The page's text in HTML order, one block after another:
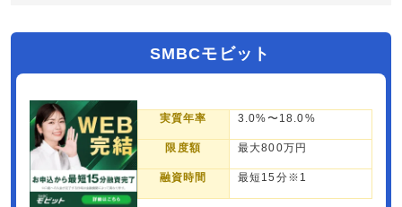
SMBCモビット
実質年率 3.0%〜18.0%
限度額 最大800万円
融資時間 最短15分※1